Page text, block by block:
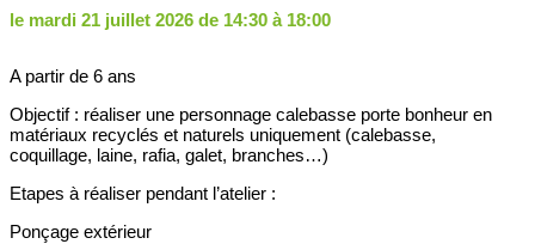
le mardi 21 juillet 2026 de 14:30 à 18:00
A partir de 6 ans
Objectif : réaliser une personnage calebasse porte bonheur en
matériaux recyclés et naturels uniquement (calebasse,
coquillage, laine, rafia, galet, branches…)
Etapes à réaliser pendant l’atelier :
Ponçage extérieur